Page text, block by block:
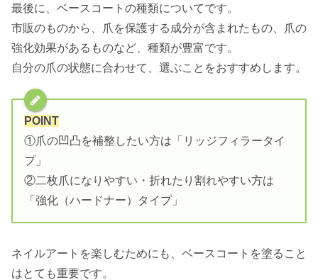
最後に、ベースコートの種類についてです。
市販のものから、爪を保護する成分が含まれたもの、爪の
強化効果があるものなど、種類が豊富です。
自分の爪の状態に合わせて、選ぶことをおすすめします。
POINT
①爪の凹凸を補整したい方は「リッジフィラータイ
プ」
②二枚爪になりやすい・折れたり割れやすい方は
「強化（ハードナー）タイプ」
ネイルアートを楽しむためにも、ベースコートを塗ること
はとても重要です。